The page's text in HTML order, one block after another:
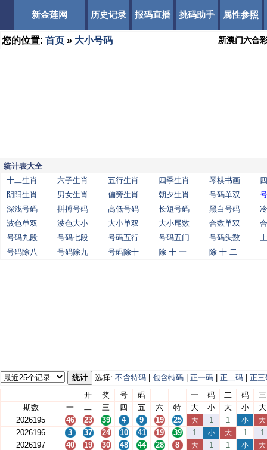
新金莲网 历史记录 报码直播 挑码助手 属性参照
您的位置: 首页 » 大小号码 新澳门六合
统计表大全
十二生肖
六子生肖 五行生肖 四季生肖 琴棋书画
阴阳生肖
男女生肖 偏旁生肖 朝夕生肖 号码单双
深浅号码
拼搏号码 高低号码 长短号码 黑白号码
波色单双
波色大小 大小单双 大小尾数 合数单双
号码九段
号码七段 号码五行 号码五门 号码头数
号码除八
号码除九 号码除十 除 十 一 除 十 二
统计 选择: 不含特码 包含特码 正一码 正二码
正三
开
奖 号 码 一 码 二 码
三
期数
一 二 三 四 五 六 特 大 小 大 小
大
2026195
46 23 39 4 9 19 25 大 1 1 小 大
2026196 3 37 24 10 41 19 39 1 小 大 1
1
2026197
40 19 30 48 44 28 8 大 1 1 小 大